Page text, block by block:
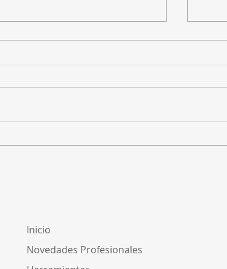
Homologación de
Inicio
Novedades Profesionales